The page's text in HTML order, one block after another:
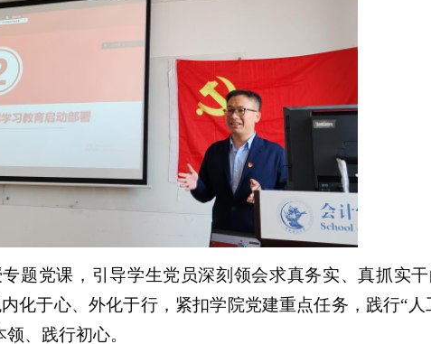
题党课， 引导学生党员深刻领会求真务实、真抓实
化于心、外化于行，紧扣学院党建重点任务，践行“
、践行初心。